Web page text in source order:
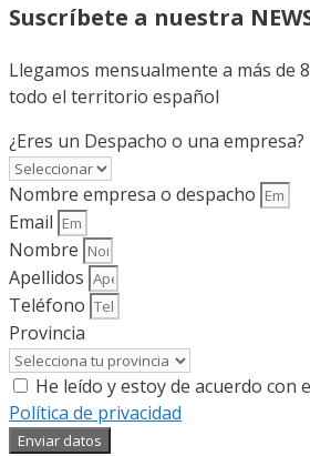
Suscríbete a nuestra
Llegamos mensualmente a más de
todo el territorio español
¿Eres un Despacho o una empresa?
Nombre empresa o despacho
Email
Nombre
Apellidos
Teléfono
Provincia
He leído y estoy de acuerdo con
Política de privacidad
Enviar datos